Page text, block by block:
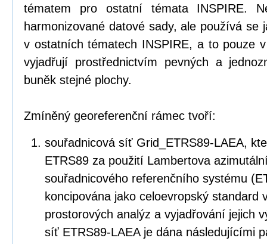
tématem pro ostatní témata INSPIRE.
harmonizované datové sady, ale používá se
v ostatních tématech INSPIRE, a to pouze
vyjadřují prostřednictvím pevných a
buněk stejné plochy.
Zmíněný georeferenční rámec tvoří:
souřadnicová síť Grid_ETRS89-LAEA,
ETRS89 za použití Lambertova
souřadnicového referenčního systému
koncipována jako celoevropský standard
prostorových analýz a vyjadřování jejich
síť ETRS89-LAEA je dána následujícími